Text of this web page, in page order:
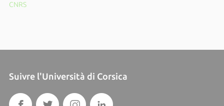
CNRS
Suivre l'Università di Corsica